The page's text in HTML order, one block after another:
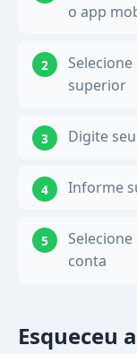
o app
superior
Digite
Informe
conta
Esqueceu